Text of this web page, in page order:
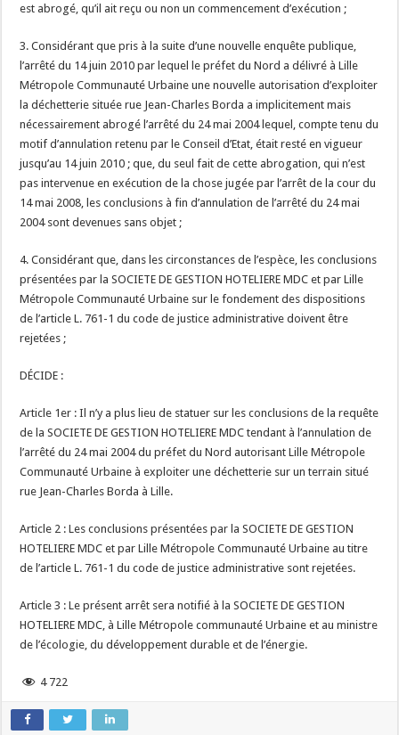
est abrogé, qu’il ait reçu ou non un commencement d’exécution ;
3. Considérant que pris à la suite d’une nouvelle enquête publique,
l’arrêté du 14 juin 2010 par lequel le préfet du Nord a délivré à Lille
Métropole Communauté Urbaine une nouvelle autorisation d’exploiter
la déchetterie située rue Jean-Charles Borda a implicitement mais
nécessairement abrogé l’arrêté du 24 mai 2004 lequel, compte tenu du
motif d’annulation retenu par le Conseil d’Etat, était resté en vigueur
jusqu’au 14 juin 2010 ; que, du seul fait de cette abrogation, qui n’est
pas intervenue en exécution de la chose jugée par l’arrêt de la cour du
14 mai 2008, les conclusions à fin d’annulation de l’arrêté du 24 mai
2004 sont devenues sans objet ;
4. Considérant que, dans les circonstances de l’espèce, les conclusions
présentées par la SOCIETE DE GESTION HOTELIERE MDC et par Lille
Métropole Communauté Urbaine sur le fondement des dispositions
de l’article L. 761-1 du code de justice administrative doivent être
rejetées ;
DÉCIDE :
Article 1er : Il n’y a plus lieu de statuer sur les conclusions de la requête
de la SOCIETE DE GESTION HOTELIERE MDC tendant à l’annulation de
l’arrêté du 24 mai 2004 du préfet du Nord autorisant Lille Métropole
Communauté Urbaine à exploiter une déchetterie sur un terrain situé
rue Jean-Charles Borda à Lille.
Article 2 : Les conclusions présentées par la SOCIETE DE GESTION
HOTELIERE MDC et par Lille Métropole Communauté Urbaine au titre
de l’article L. 761-1 du code de justice administrative sont rejetées.
Article 3 : Le présent arrêt sera notifié à la SOCIETE DE GESTION
HOTELIERE MDC, à Lille Métropole communauté Urbaine et au ministre
de l’écologie, du développement durable et de l’énergie.
4 722